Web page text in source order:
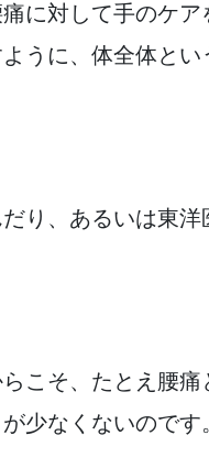
に対して手のケ
うに、体全体と
り、あるいは東
こそ、たとえ腰
少なくないのです